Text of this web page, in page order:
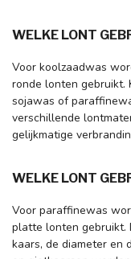
WELKE LONT
Voor koolzaadwas
ronde lonten gebruikt.
sojawas of
verschillende
gelijkmatige
WELKE LONT
Voor paraffinewas
platte lonten gebruikt.
kaars, de diameter en